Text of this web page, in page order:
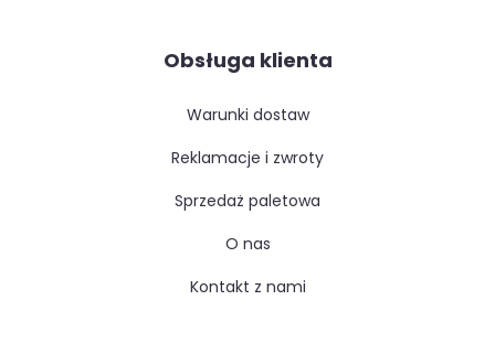
Obsługa klienta
warunki dostaw
reklamacje i zwroty
sprzedaż paletowa
o nas
kontakt z nami